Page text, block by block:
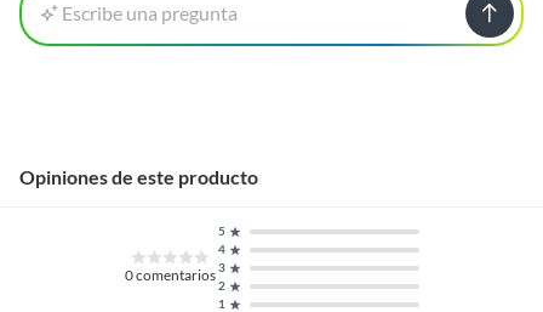
Escribe una pregunta
Opiniones de este producto
0comentarios
1
2
3
4
5